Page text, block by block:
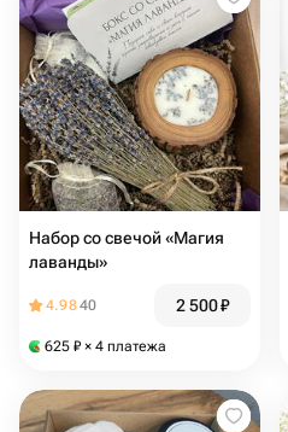
Набор со свечой «Магия
лаванды»
4.9840 2 500₽
625 ₽ × 4 платежа